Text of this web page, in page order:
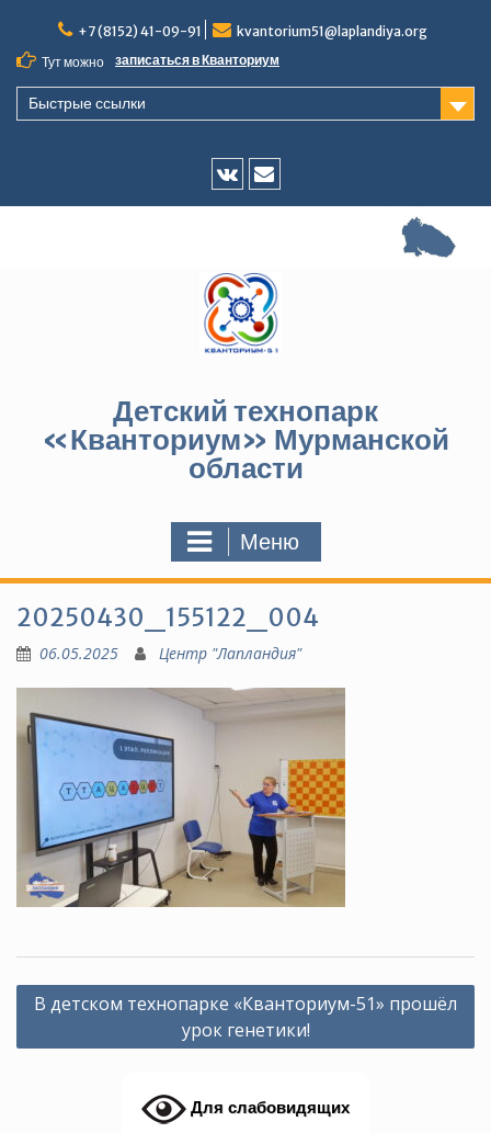
содержимому
+7 (8152) 41-09-91
kvantorium51@laplandiya.org
Тут можно
записаться в Кванториум
Быстрые ссылки
Vk
E-
Детский технопарк
«Кванториум» Мурманской
области
Меню
20250430_155122_004
06.05.2025 Центр "Лапландия"
Навигация
записям
В детском технопарке «Кванториум-51» прошёл
урок генетики!
Для слабовидящих